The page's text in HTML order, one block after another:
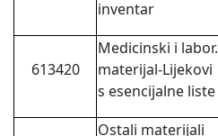
inventar
613420
Medicinski i labor.
materijal-Lijekovi
s esencijalne liste
Ostali materijali